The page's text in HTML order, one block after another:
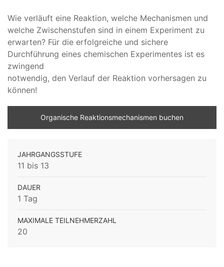
Wie verläuft eine Reaktion, welche Mechanismen und
welche Zwischenstufen sind in einem Experiment zu
erwarten? Für die erfolgreiche und sichere
Durchführung eines chemischen Experimentes ist es
zwingend
notwendig, den Verlauf der Reaktion vorhersagen zu
können!
Organische Reaktionsmechanismen buchen
JAHRGANGSSTUFE
11 bis 13
DAUER
1 Tag
MAXIMALE TEILNEHMERZAHL
20